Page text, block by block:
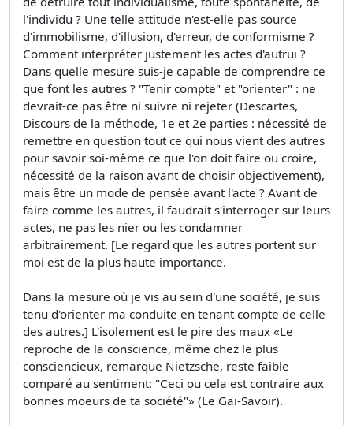
l'individu ? Une telle attitude n'est-elle pas source
d'immobilisme, d'illusion, d'erreur, de conformisme ?
Comment interpréter justement les actes d'autrui ?
Dans quelle mesure suis-je capable de comprendre ce
que font les autres ? "Tenir compte" et "orienter" : ne
devrait-ce pas être ni suivre ni rejeter (Descartes,
Discours de la méthode, 1e et 2e parties : nécessité de
remettre en question tout ce qui nous vient des autres
pour savoir soi-même ce que l'on doit faire ou croire,
nécessité de la raison avant de choisir objectivement),
mais être un mode de pensée avant l'acte ? Avant de
faire comme les autres, il faudrait s'interroger sur leurs
actes, ne pas les nier ou les condamner
arbitrairement. [Le regard que les autres portent sur
moi est de la plus haute importance.
Dans la mesure où je vis au sein d'une société, je suis
tenu d'orienter ma conduite en tenant compte de celle
des autres.] L'isolement est le pire des maux «Le
reproche de la conscience, même chez le plus
consciencieux, remarque Nietzsche, reste faible
comparé au sentiment: "Ceci ou cela est contraire aux
bonnes moeurs de ta société"» (Le Gai-Savoir).